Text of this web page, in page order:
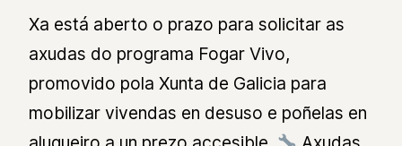
Xa está aberto o prazo para solicitar as
axudas do programa Fogar Vivo,
promovido pola Xunta de Galicia para
mobilizar vivendas en desuso e poñelas en